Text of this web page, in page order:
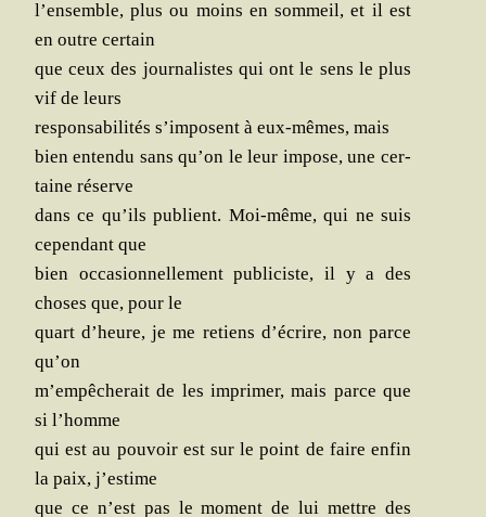
l’ensemble, plus ou moins en som­meil, et il est
en outre certain
que ceux des jour­na­listes qui ont le sens le plus
vif de leurs
res­pon­sa­bi­li­tés s’imposent à eux-mêmes, mais
bien enten­du sans qu’on le leur impose, une cer­
taine réserve
dans ce qu’ils publient. Moi-même, qui ne suis
cepen­dant que
bien occa­sion­nel­le­ment publi­ciste, il y a des
choses que, pour le
quart d’heure, je me retiens d’écrire, non parce
qu’on
m’empêcherait de les impri­mer, mais parce que
si l’homme
qui est au pou­voir est sur le point de faire enfin
la paix, j’estime
que ce n’est pas le moment de lui mettre des